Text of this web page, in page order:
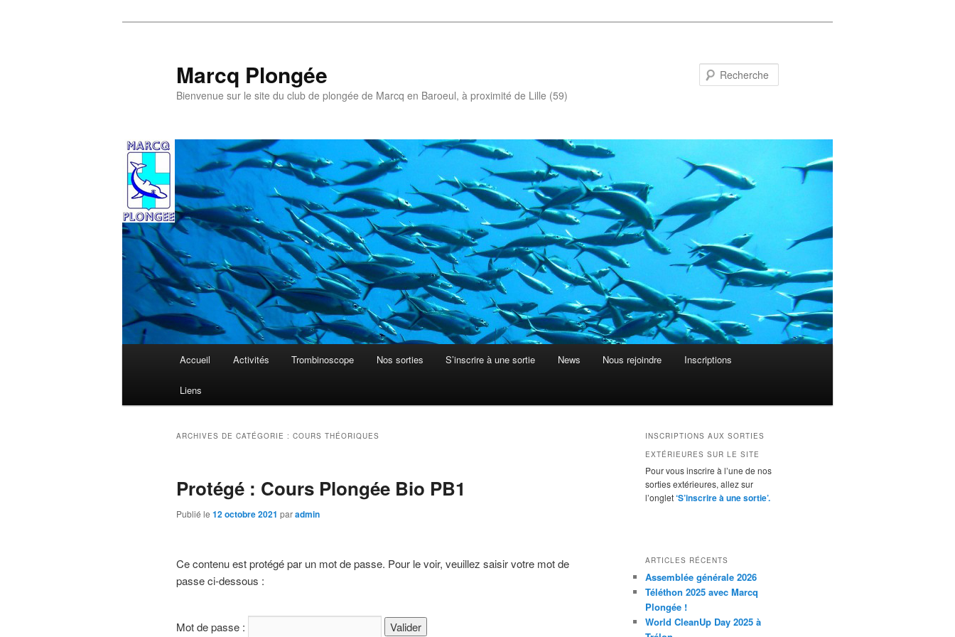
Marcq Plongée
Bienvenue sur le site du club de plongée de Marcq en Baroeul, à proximité de Lille (59)
Accueil Activités Trombinoscope Nos sorties S’inscrire à une sortie News Nous rejoindre Inscriptions
Liens
ARCHIVES DE CATÉGORIE : COURS THÉORIQUES
Protégé : Cours Plongée Bio PB1
Publié le 12 octobre 2021 paradmin
Ce contenu est protégé par un mot de passe. Pour le voir, veuillez saisir votre mot de
passe ci-dessous :
Mot de passe :
INSCRIPTIONS AUX SORTIES
EXTÉRIEURES SUR LE SITE
Pour vous inscrire à l’une de nos
sorties extérieures, allez sur
l’onglet‘S’inscrire à une sortie’.
ARTICLES RÉCENTS
Assemblée générale 2026
Téléthon 2025 avec Marcq
Plongée !
World CleanUp Day 2025 à